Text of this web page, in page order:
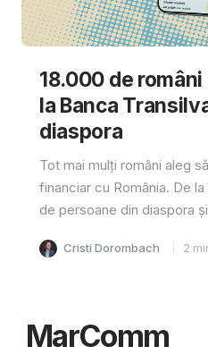
18.000 de
la Banca
diaspora
Tot mai mulți români aleg
financiar cu România. De
de persoane din diaspora
Cristi Dorombach 2
MarComm